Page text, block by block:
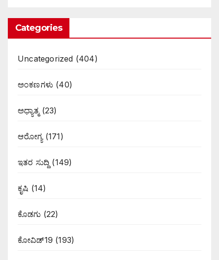
Categories
Uncategorized (404)
ಅಂಕಣಗಳು (40)
ಅಧ್ಯಾತ್ಮ(23)
ಆರೋಗ್ಯ(171)
ಇತರ ಸುದ್ದಿ (149)
ಕೃಷಿ (14)
ಕೊಡಗು (22)
ಕೋವಿಡ್19 (193)